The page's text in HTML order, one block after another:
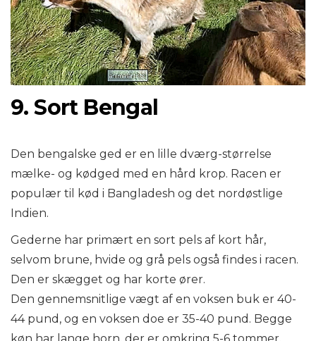
9. Sort Bengal
Den bengalske ged er en lille dværg-størrelse
mælke- og kødged med en hård krop. Racen er
populær til kød i Bangladesh og det nordøstlige
Indien.
Gederne har primært en sort pels af kort hår,
selvom brune, hvide og grå pels også findes i racen.
Den er skægget og har korte ører.
Den gennemsnitlige vægt af en voksen buk er 40-
44 pund, og en voksen doe er 35-40 pund. Begge